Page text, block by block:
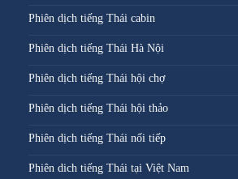
Phiên dịch tiếng Thái cabin
Phiên dịch tiếng Thái Hà Nội
Phiên dịch tiếng Thái hội chợ
Phiên dịch tiếng Thái hội thảo
Phiên dịch tiếng Thái nối tiếp
Phiên dich tiếng Thái tại Việt Nam